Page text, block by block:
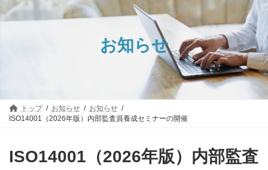
ッ
プ
移
動
お知らせ
トップ お知らせ
お知らせ
ISO14001（2026年版）内部監査員養成セミナーの開催
ISO14001（2026年版）内部監査